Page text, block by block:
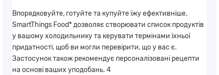
Впорядковуйте, готуйте та купуйте їжу ефективніше.
SmartThings Food* дозволяє створювати список продуктів
у вашому холодильнику та керувати термінами їхньої
придатності, щоб ви могли перевірити, що у вас є.
Застосунок також рекомендує персоналізовані рецепти
на основі ваших уподобань. 4